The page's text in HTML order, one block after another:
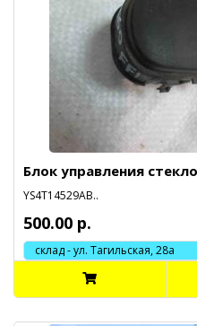
Блок управления
YS4T14529AB..
500.00 р.
склад - ул. Тагильская, 28а